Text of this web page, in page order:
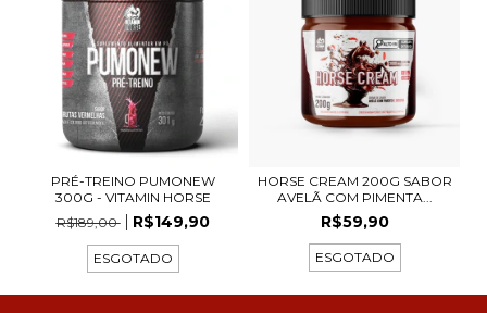
PRÉ-TREINO PUMONEW
300G - VITAMIN HORSE
R$189,00
R$149,90
ESGOTADO
HORSE CREAM 200G SABOR
AVELÃ COM PIMENTA...
R$59,90
ESGOTADO